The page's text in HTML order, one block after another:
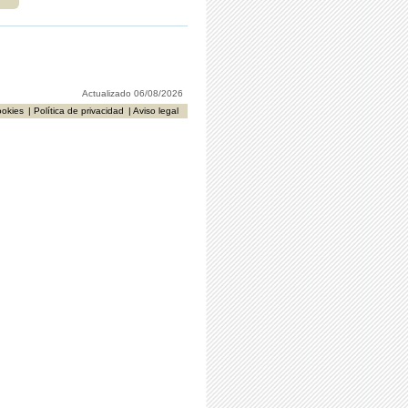
Actualizado 06/08/2026
| Aviso legal
| Política de privacidad